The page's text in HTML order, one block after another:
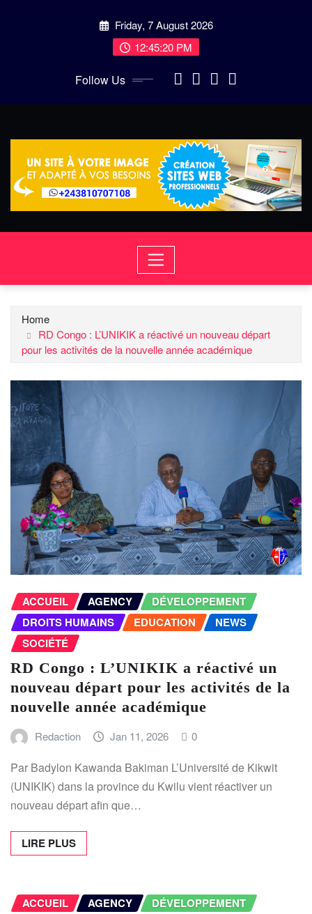
Friday, 7 August 2026
12:45:20 PM
Follow Us
Home
RD Congo : L’UNIKIK a réactivé un nouveau départ
pour les activités de la nouvelle année académique
ACCUEIL AGENCY
DÉVELOPPEMENT
DROITS HUMAINS
EDUCATION
NEWS
SOCIÉTÉ
RD Congo : L’UNIKIK a réactivé un
nouveau départ pour les activités de la
nouvelle année académique
Redaction Jan 11, 2026 0
Par Badylon Kawanda Bakiman L’Université de Kikwit
(UNIKIK) dans la province du Kwilu vient réactiver un
nouveau départ afin que…
LIRE PLUS
ACCUEIL AGENCY
DÉVELOPPEMENT